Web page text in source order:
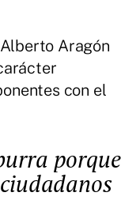
Aragón
con el